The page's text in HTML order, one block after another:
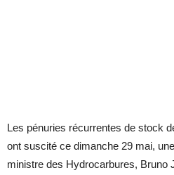
Les pénuries récurrentes de stock
ont suscité ce dimanche 29 mai,
ministre des Hydrocarbures, Bruno